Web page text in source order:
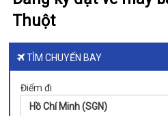
Thuột
TÌM CHUYẾN BAY
Điểm đi
Hồ Chí Minh (SGN)